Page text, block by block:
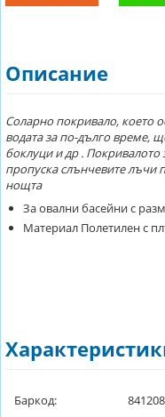
Описание
Соларно покривало, което
водата за по-дълго време,
боклуци и др . Покривалото
пропуска слънчевите лъчи
нощта
За овални басейни с
Материал Полетилен с
Баркод: